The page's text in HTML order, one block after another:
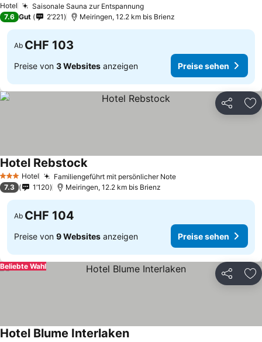
Hotel Saisonale Sauna zur Entspannung
7.6 Gut 2’221 Meiringen, 12.2 km bis Brienz
Ab CHF 103
Preise von 3 Websites anzeigen Preise sehen
Teilen
3 SterneHotel Familiengeführt mit persönlicher Note
Hotel Rebstock
7.3 1’120 Meiringen, 12.2 km bis Brienz
Ab CHF 104
Preise von 9 Websites anzeigen Preise sehen
Teilen
Beliebte Wahl
Hotel Blume Interlaken